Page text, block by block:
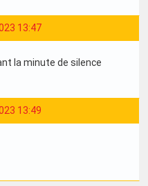
13:47
la minute de silence
13:49